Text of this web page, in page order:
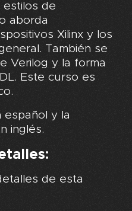
estilos de
aborda
Xilinx y los
También se
Verilog y la forma
Este curso es
español y la
inglés.
de esta